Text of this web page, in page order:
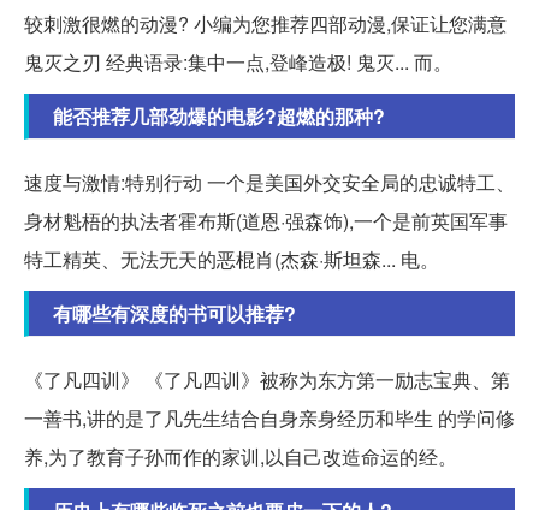
较刺激很燃的动漫? 小编为您推荐四部动漫,保证让您满意
鬼灭之刃 经典语录:集中一点,登峰造极! 鬼灭... 而。
能否推荐几部劲爆的电影?超燃的那种?
速度与激情:特别行动 一个是美国外交安全局的忠诚特工、
身材魁梧的执法者霍布斯(道恩·强森饰),一个是前英国军事
特工精英、无法无天的恶棍肖(杰森·斯坦森... 电。
有哪些有深度的书可以推荐?
《了凡四训》 《了凡四训》被称为东方第一励志宝典、第
一善书,讲的是了凡先生结合自身亲身经历和毕生 的学问修
养,为了教育子孙而作的家训,以自己改造命运的经。